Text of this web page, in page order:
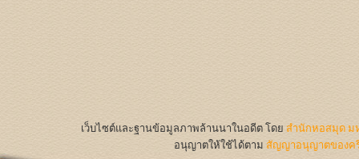
เว็บไซต์และฐานข้อมูลภาพล้านนาในอดีต โดย สำนักหอสมุด ม
อนุญาตให้ใช้ได้ตาม สัญญาอนุญาตของค